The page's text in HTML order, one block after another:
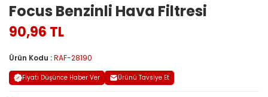
Focus Benzinli Hava Filtresi
90,96 TL
Ürün Kodu :RAF-28190
Fiyatı Düşünce Haber Ver Ürünü Tavsiye Et